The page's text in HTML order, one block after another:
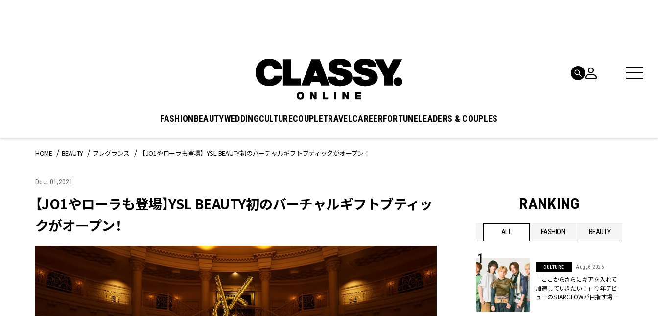
FASHIONBEAUTYWEDDINGCULTURECOUPLETRAVELCAREERFORTUNELEADERS & COUPLES
HOME BEAUTY フレグランス 【JO1やローラも登場】YSL BEAUTY初のバーチャルギフトブティックがオープン！
Dec, 01,2021
【JO1やローラも登場】YSL BEAUTY初のバーチャルギフトブティッ
クがオープン！
RANKING
ALL FASHION BEAUTY
BEAUTY Aug, 6, 2026
【ヘアアクセ6選】手抜きに見え
ない！アラサーのまとめ髪が垢
抜ける「即戦力アクセ」たち |
CLASSY.[クラッシィ]
Feb, 16, 2026
結婚式に黒ドレスはアリ？お呼
ばれで失敗しないコーデ＆マナ
ーを解説 | CLASSY.[クラッシィ]
CULTURE Aug, 6, 2026
「ここからさらにギアを入れて
加速していきたい！」今年デビ
ューのSTARGLOWが目指す場所